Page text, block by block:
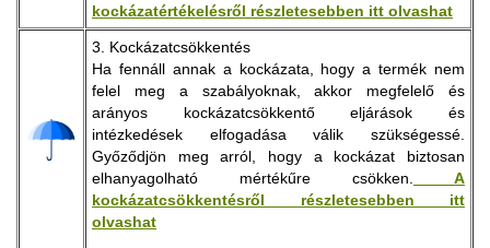
kockázatértékelésről részletesebben itt olvashat
3. Kockázatcsökkentés
Ha fennáll annak a kockázata, hogy a termék nem
felel meg a szabályoknak, akkor megfelelő és
arányos kockázatcsökkentő eljárások és
intézkedések elfogadása válik szükségessé.
Győződjön meg arról, hogy a kockázat biztosan
elhanyagolható mértékűre csökken. A
kockázatcsökkentésről részletesebben itt
olvashat